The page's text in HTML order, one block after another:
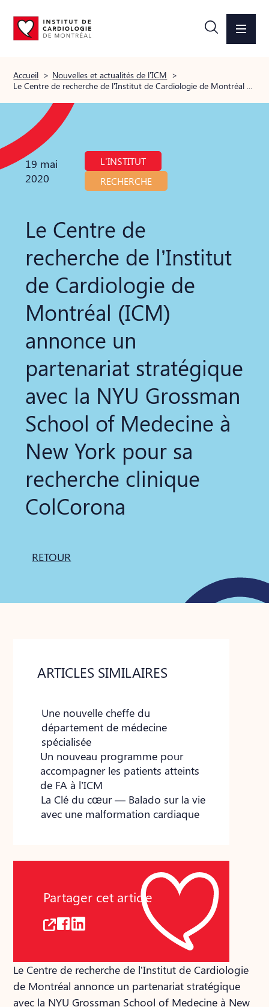
Accueil > Nouvelles et actualités de l’ICM >
19 mai
2020
L'INSTITUT
RECHERCHE
Le Centre de
recherche de l’Institut
de Cardiologie de
Montréal (ICM)
annonce un
partenariat stratégique
avec la NYU Grossman
School of Medecine à
New York pour sa
recherche clinique
ColCorona
RETOUR
ARTICLES SIMILAIRES
Une nouvelle cheffe du
département de médecine
spécialisée
Un nouveau programme pour
accompagner les patients atteints
de FA à l’ICM
La Clé du cœur — Balado sur la vie
avec une malformation cardiaque
Partager cet article
Le Centre de recherche de l’Institut de Cardiologie
de Montréal annonce un partenariat stratégique
avec la NYU Grossman School of Medecine à New